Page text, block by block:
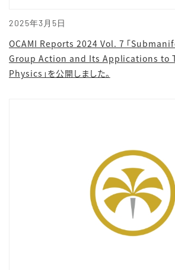
2025年3月5日
OCAMI Reports 2024 Vol. 7 「
Group Action and Its Applications to
Physics」を公開しました。